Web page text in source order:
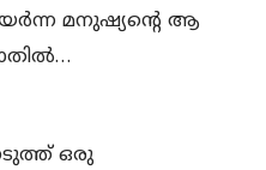
മനുഷ്യന്റെ ആ
ഒരു